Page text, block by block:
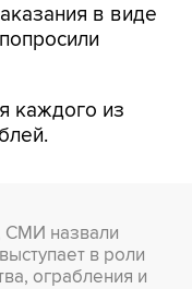
в виде
каждого из
СМИ назвали
в роли
ограбления и